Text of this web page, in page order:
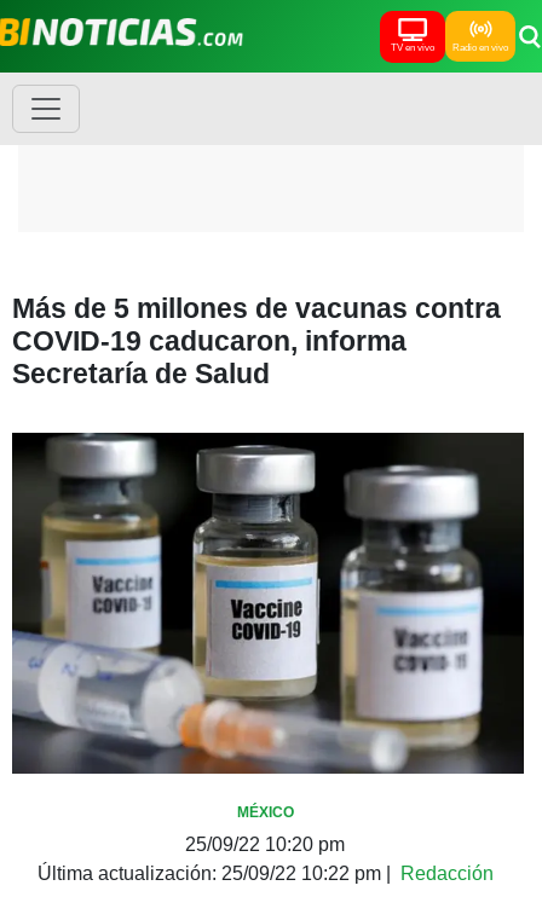
TV en vivo Radio en vivo
Más de 5 millones de vacunas contra
COVID-19 caducaron, informa
Secretaría de Salud
MÉXICO
25/09/22 10:20 pm
Última actualización: 25/09/22 10:22 pm| Redacción